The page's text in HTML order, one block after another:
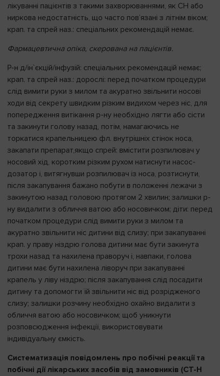
лікуванні пацієнтів з такими захворюваннями, як СН або
ниркова недостатність, що часто пов’язані з літнім віком;
крап. та спрей наз.: спеціальних рекомендацій немає.
Фармацевтична опіка, скерована на пацієнтів.
Р-н д/ін`єкцій/інфузій: спеціальних рекомендацій немає;
крап. та спрей наз.: дорослі: перед початком процедури
слід вимити руки з милом та акуратно звільнити носові
ходи від секрету швидким різким видихом через ніс, для
попередження витікання р-ну необхідно лягти або сісти
та закинути голову назад, потім, намагаючись не
торкатися крапельницею фл. внутрішніх стінок носа,
закапати препарат,якщо спрей: вмістити розпилювач у
носовий хід, коротким різким рухом натиснути насос-
дозатор і, витягнувши розпилювач із носа, розтиснути,
після закапування бажано побути в положенні лежачи з
закинутою назад головою протягом 2 хвилин; залишки р-
ну видалити з обличчя ватою або носовичком; діти: перед
початком процедури слід вимити руки з милом та
акуратно звільнити ніс дитини від слизу; при закапуванні
крап. у праву ніздрю голова дитини має бути закинута
трохи назад та нахилена праворуч і, навпаки, голова
дитини має бути нахилена ліворуч при закапуванні
крапель у ліву ніздрю; після закапування слід посадити
дитину та допомогти їй звільнити ніс від розрідженого
слизу; залишки розчину необхідно охайно видалити з
обличчя ватою або носовичком; щоб уникнути
розповсюдження інфекції, використовувати
індивідуальну ємкість.
Систематизація повідомлень про побічні реакції та
побічні дії лікарських засобів від замовників (СТ-Н